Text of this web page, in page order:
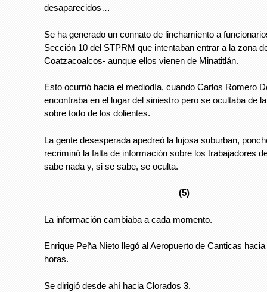
desaparecidos…
Se ha generado un connato de linchamiento a
Sección 10 del STPRM que intentaban entrar a la zona
Coatzacoalcos- aunque ellos vienen de Minatitlán.
Esto ocurrió hacia el mediodía, cuando Carlos Romero
encontraba en el lugar del siniestro pero se ocultaba de
sobre todo de los dolientes.
La gente desesperada apedreó la lujosa suburban,
recriminó la falta de información sobre los trabajadores
sabe nada y, si se sabe, se oculta.
(5)
La información cambiaba a cada momento.
Enrique Peña Nieto llegó al Aeropuerto de Canticas
horas.
Se dirigió desde ahí hacia Clorados 3.